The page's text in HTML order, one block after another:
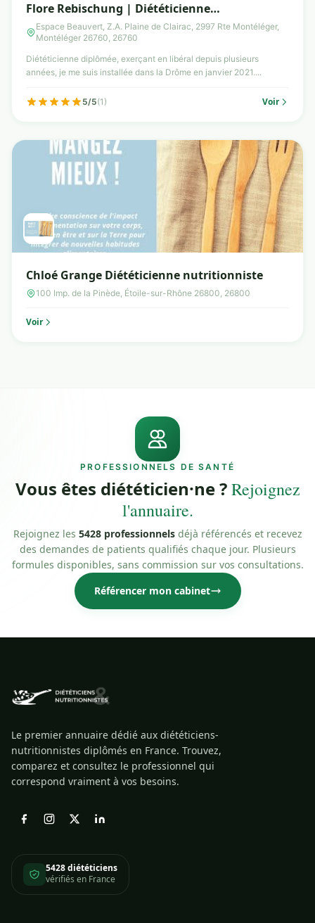
Flore Rebischung | Diététicienne
nutritionniste
Espace Beauvert, Z.A. Plaine de Clairac, 2997 Rte Montéléger,
Montéléger 26760, 26760
Diététicienne diplômée, exerçant en libéral depuis plusieurs
années, je me suis installée dans la Drôme en janvier 2021....
5/5(1) Voir
Chloé Grange Diététicienne nutritionniste
100 Imp. de la Pinède, Étoile-sur-Rhône 26800, 26800
Voir
PROFESSIONNELS DE SANTÉ
Vous êtes diététicien·ne ?Rejoignez
l'annuaire.
Rejoignez les 5428 professionnelsdéjà référencés et recevez
des demandes de patients qualifiés chaque jour. Plusieurs
formules disponibles, sans commission sur vos consultations.
Référencer mon cabinet
Le premier annuaire dédié aux diététiciens-
nutritionnistes diplômés en France. Trouvez,
comparez et consultez le professionnel qui
correspond vraiment à vos besoins.
5428 diététiciens
vérifiés en France